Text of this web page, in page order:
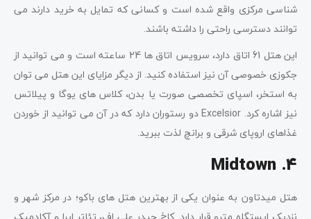
شناسی مرکزی واقع شده است و کسانی که تمایل به خرید دارند می
توانند دسترسی راحتی را داشته باشند.
این هتل 61 اتاق دارد، سرویس اتاق ها 24 ساعته است و می توانید از
جکوزی خصوصی آن نیز استفاده کنید. از دیگر مزایای این هتل می توان
به استخر، اسپای تخصصی صورت یا بدن، کلاس های یوگا و پیلاتس
نیز اشاره کرد. Excelsior دو رستوران دارد که در آن می توانید از خوردن
غذاهای اروپای شرقی و برانچ لذت ببرید.
4.
هتل میدتاون به عنوان یکی از بهترین هتل های باکو؛ در مرکز شهر و